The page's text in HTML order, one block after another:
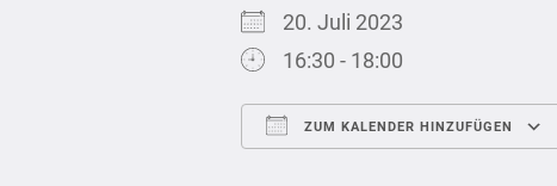
20. Juli 2023
16:30 - 18:00
ZUM KALENDER HINZUFÜGEN